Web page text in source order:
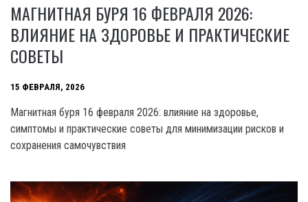
МАГНИТНАЯ БУРЯ 16 ФЕВРАЛЯ 2026:
ВЛИЯНИЕ НА ЗДОРОВЬЕ И ПРАКТИЧЕСКИЕ
СОВЕТЫ
15 ФЕВРАЛЯ, 2026
Магнитная буря 16 февраля 2026: влияние на здоровье,
симптомы и практические советы для минимизации рисков и
сохранения самочувствия